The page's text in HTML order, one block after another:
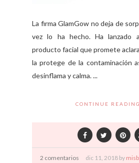
La firma GlamGow no deja de
vez lo ha hecho. Ha lanzado
producto facial que promete
la protege de la contaminación
desinflama y calma. ...
CONTINUE READING
2 comentarios dic 11, 2018 by